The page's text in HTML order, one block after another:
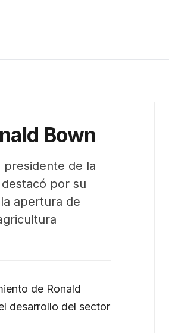
Bown
presidente de la
por su
apertura de
de Ronald
desarrollo del sector